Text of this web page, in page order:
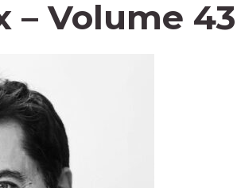
– Volume 43